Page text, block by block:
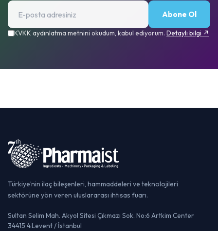
Abone Ol
KVKK aydınlatma metnini okudum, kabul ediyorum. Detaylı bilgi ↗
Türkiye’nin ilaç bileşenleri, hammaddeleri ve teknolojileri
sektörüne yön veren uluslararası ihtisas fuarı.
Sultan Selim Mah. Akyol Sitesi Çıkmazı Sok. No:6 Artkim Center
34415 4.Levent / İstanbul